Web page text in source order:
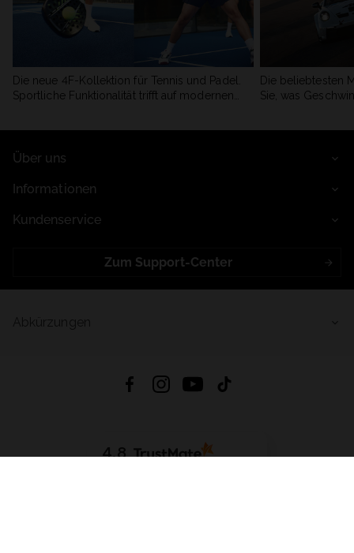
Die neue 4F-Kollektion für Tennis und Padel.
Sportliche Funktionalität trifft auf modernen
Die beliebtesten
Sie, was
Über uns
Informationen
Kundenservice
Zum Support-Center
4.8